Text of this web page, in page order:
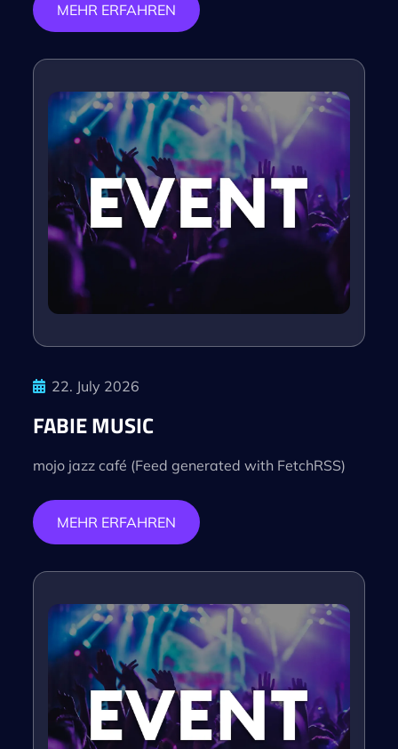
MEHR ERFAHREN
22. July 2026
FABIE MUSIC
mojo jazz café (Feed generated with FetchRSS)
MEHR ERFAHREN